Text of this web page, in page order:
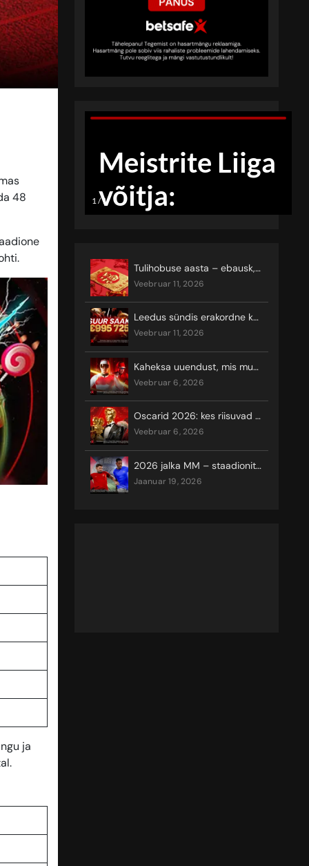
48
ja
Tulihobuse aasta – ebausk, õnn ja kuumad keerutused
veebruar 11, 2026
Leedus sündis erakordne kasiinovõit ligi miljoni euro eest
veebruar 11, 2026
Kaheksa uuendust, mis muudavad 2026. aasta taliolümpiamängude vaatamist ja seal võistlemist
veebruar 6, 2026
Oscarid 2026: kes riisuvad koore?
veebruar 6, 2026
2026 jalka MM – staadionite asukohad
jaanuar 19, 2026